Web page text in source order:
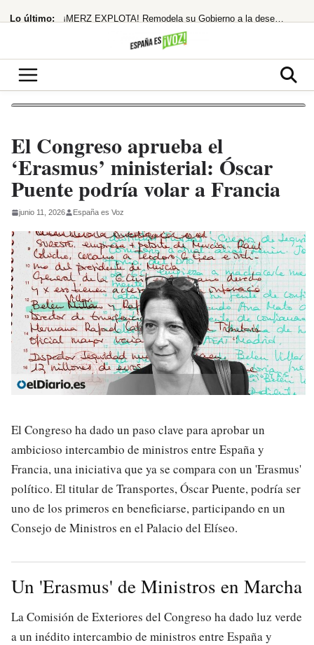
al Lo último: ¡MERZ EXPLOTA! Remodela su Gobierno a la desesperada tras el escándalo Spahn
Robles, Marlaska, Bolaños y Albares comparecerán en el Congreso por la crisis
El Congreso aprueba el
‘Erasmus’ ministerial: Óscar
Puente podría volar a Francia
junio 11, 2026 España es Voz
El Congreso ha dado un paso clave para aprobar un
ambicioso intercambio de ministros entre España y
Francia, una iniciativa que ya se compara con un 'Erasmus'
político. El titular de Transportes, Óscar Puente, podría ser
uno de los primeros en beneficiarse, participando en un
Consejo de Ministros en el Palacio del Elíseo.
Un 'Erasmus' de Ministros en Marcha
La Comisión de Exteriores del Congreso ha dado luz verde
a un inédito intercambio de ministros entre España y